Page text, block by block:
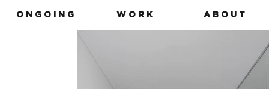
A B O U T
O N G O I N G W O R K